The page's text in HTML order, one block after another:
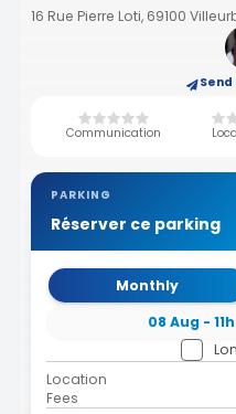
16 Rue Pierre Loti, 69100
Communication
PARKING
Réserver ce parking
Monthly
08 Aug - 11h
Location
Fees